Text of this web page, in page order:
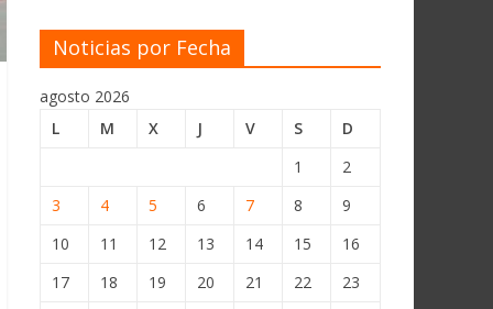
Noticias por Fecha
agosto 2026
L
M X J V S
D
1
2
3
4 5 6 7 8
9
10
11 12 13 14 15
16
17
18 19 20 21 22
23